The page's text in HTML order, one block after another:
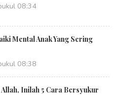
08:34
Mental Anak Yang Sering
08:38
Inilah 5 Cara Bersyukur